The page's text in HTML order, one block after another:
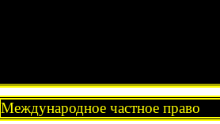
Международное частное право